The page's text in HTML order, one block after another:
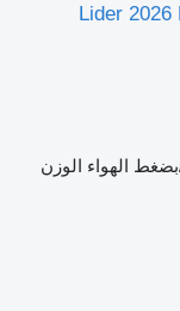
Lider 2026
الهواء الوزن